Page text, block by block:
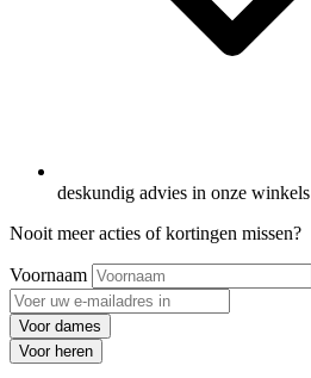
deskundig advies in onze winkels
Nooit meer acties of kortingen missen?
Voornaam
Voor dames
Voor heren